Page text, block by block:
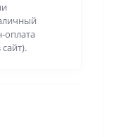
оплата